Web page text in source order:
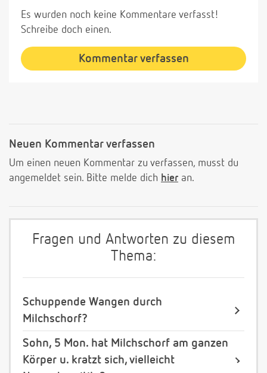
Es wurden noch keine Kommentare verfasst!
Schreibe doch einen.
Kommentar verfassen
Neuen Kommentar verfassen
Um einen neuen Kommentar zu verfassen, musst du
angemeldet sein. Bitte melde dich hier an.
Fragen und Antworten zu diesem
Thema:
Schuppende Wangen durch
Milchschorf?
Sohn, 5 Mon. hat Milchschorf am ganzen
Körper u. kratzt sich, vielleicht